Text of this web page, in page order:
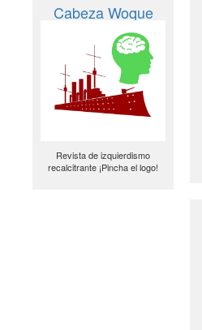
Cabeza Woque
Revista de izquierdismo
recalcitrante ¡Pincha el logo!